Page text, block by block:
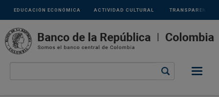
Pasar al contenido principal
Links
secundarios
ACTIVIDAD CULTURAL
EDUCACIÓN ECONÓMICA TRANSPARENCIA